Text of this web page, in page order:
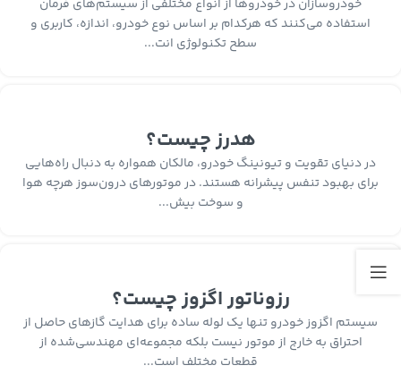
خودروسازان در خودروها از انواع مختلفی از سیستم‌های فرمان
استفاده می‌کنند که هرکدام بر اساس نوع خودرو، اندازه، کاربری و
سطح تکنولوژی انت...
هدرز چیست؟
در دنیای تقویت و تیونینگ خودرو، مالکان همواره به دنبال راه‌هایی
برای بهبود تنفس پیشرانه هستند. در موتورهای درون‌سوز هرچه هوا
و سوخت بیش...
رزوناتور اگزوز چیست؟
سیستم اگزوز خودرو تنها یک لوله ساده برای هدایت گازهای حاصل از
احتراق به خارج از موتور نیست بلکه مجموعه‌ای مهندسی‌شده از
قطعات مختلف است...